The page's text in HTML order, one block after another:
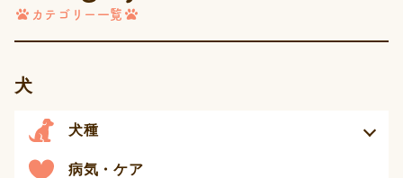
カテゴリー一覧
犬
犬種
病気・ケア